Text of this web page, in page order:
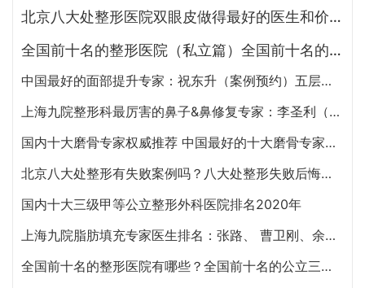
北京八大处整形医院双眼皮做得最好的医生和价格大全
全国前十名的整形医院（私立篇）全国前十名的私立整形医院排名大全
中国最好的面部提升专家：祝东升（案例预约）五层面部提升怎么样？
上海九院整形科最厉害的鼻子&鼻修复专家：李圣利（简介、案例、预约）
国内十大磨骨专家权威推荐 中国最好的十大磨骨专家排名
北京八大处整形有失败案例吗？八大处整形失败后悔怎么办？怎么投诉？
国内十大三级甲等公立整形外科医院排名2020年
上海九院脂肪填充专家医生排名：张路、 曹卫刚、余力（简介、案例、预约）
全国前十名的整形医院有哪些？全国前十名的公立三甲整形医院排名大全